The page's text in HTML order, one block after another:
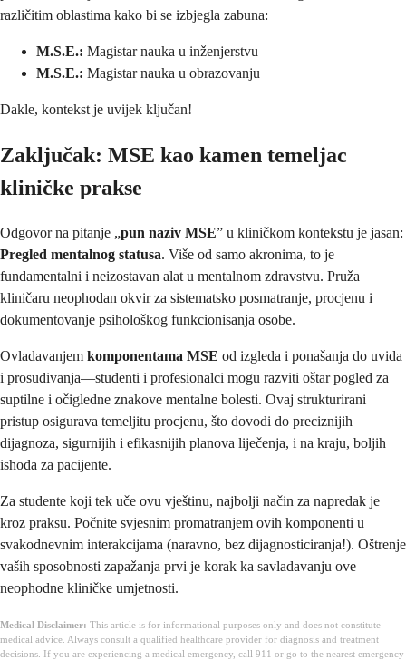
različitim oblastima kako bi se izbjegla zabuna:
M.S.E.: Magistar nauka u inženjerstvu
M.S.E.: Magistar nauka u obrazovanju
Dakle, kontekst je uvijek ključan!
Zaključak: MSE kao kamen temeljac
kliničke prakse
Odgovor na pitanje „pun naziv MSE” u kliničkom kontekstu je jasan:
Pregled mentalnog statusa. Više od samo akronima, to je
fundamentalni i neizostavan alat u mentalnom zdravstvu. Pruža
kliničaru neophodan okvir za sistematsko posmatranje, procjenu i
dokumentovanje psihološkog funkcionisanja osobe.
Ovladavanjem komponentama MSE od izgleda i ponašanja do uvida
i prosuđivanja—studenti i profesionalci mogu razviti oštar pogled za
suptilne i očigledne znakove mentalne bolesti. Ovaj strukturirani
pristup osigurava temeljitu procjenu, što dovodi do preciznijih
dijagnoza, sigurnijih i efikasnijih planova liječenja, i na kraju, boljih
ishoda za pacijente.
Za studente koji tek uče ovu vještinu, najbolji način za napredak je
kroz praksu. Počnite svjesnim promatranjem ovih komponenti u
svakodnevnim interakcijama (naravno, bez dijagnosticiranja!). Oštrenje
vaših sposobnosti zapažanja prvi je korak ka savladavanju ove
neophodne kliničke umjetnosti.
Medical Disclaimer: This article is for informational purposes only and does not constitute
medical advice. Always consult a qualified healthcare provider for diagnosis and treatment
decisions. If you are experiencing a medical emergency, call 911 or go to the nearest emergency